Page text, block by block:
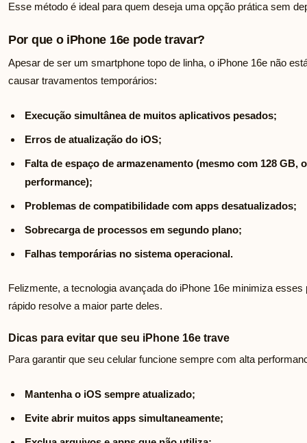
Esse método é ideal para quem deseja uma opção prática sem
Por que o iPhone 16e pode travar?
Apesar de ser um smartphone topo de linha, o iPhone 16e não
causar travamentos temporários:
Execução simultânea de muitos aplicativos pesados;
Erros de atualização do iOS;
Falta de espaço de armazenamento (mesmo com 128 GB,
performance);
Problemas de compatibilidade com apps desatualizados;
Sobrecarga de processos em segundo plano;
Falhas temporárias no sistema operacional.
Felizmente, a tecnologia avançada do iPhone 16e minimiza
rápido resolve a maior parte deles.
Dicas para evitar que seu iPhone 16e trave
Para garantir que seu celular funcione sempre com alta
Mantenha o iOS sempre atualizado;
Evite abrir muitos apps simultaneamente;